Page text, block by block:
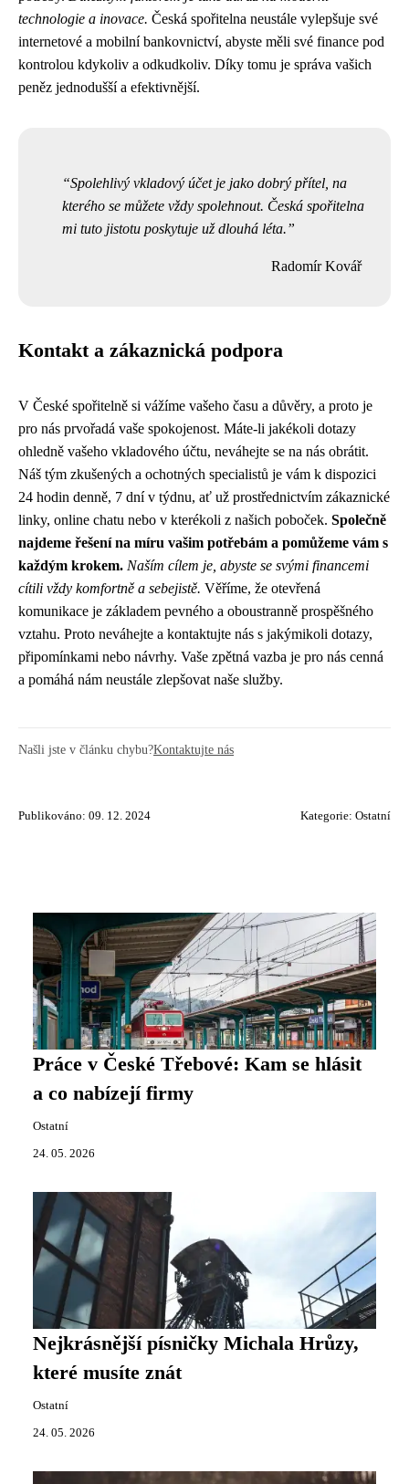
technologie a inovace. Česká spořitelna neustále vylepšuje své
internetové a mobilní bankovnictví, abyste měli své finance pod
kontrolou kdykoliv a odkudkoliv. Díky tomu je správa vašich
peněz jednodušší a efektivnější.
Spolehlivý vkladový účet je jako dobrý přítel, na
kterého se můžete vždy spolehnout. Česká spořitelna
mi tuto jistotu poskytuje už dlouhá léta.
Radomír Kovář
Kontakt a zákaznická podpora
V České spořitelně si vážíme vašeho času a důvěry, a proto je
pro nás prvořadá vaše spokojenost. Máte-li jakékoli dotazy
ohledně vašeho vkladového účtu, neváhejte se na nás obrátit.
Náš tým zkušených a ochotných specialistů je vám k dispozici
24 hodin denně, 7 dní v týdnu, ať už prostřednictvím zákaznické
linky, online chatu nebo v kterékoli z našich poboček. Společně
najdeme řešení na míru vašim potřebám a pomůžeme vám s
každým krokem. Naším cílem je, abyste se svými financemi
cítili vždy komfortně a sebejistě. Věříme, že otevřená
komunikace je základem pevného a oboustranně prospěšného
vztahu. Proto neváhejte a kontaktujte nás s jakýmikoli dotazy,
připomínkami nebo návrhy. Vaše zpětná vazba je pro nás cenná
a pomáhá nám neustále zlepšovat naše služby.
Našli jste v článku chybu?Kontaktujte nás
Publikováno: 09. 12. 2024 Kategorie: Ostatní
Práce v České Třebové: Kam se hlásit
a co nabízejí firmy
Ostatní
24. 05. 2026
Nejkrásnější písničky Michala Hrůzy,
které musíte znát
Ostatní
24. 05. 2026